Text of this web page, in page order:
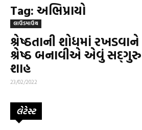
Tag: અભિપ્રાયો
લાઉડમાઉથ
શ્રેષ્ઠતાની શોધમાં
શ્રેષ્ઠ બનાવીએ એવું
શાહ
23/02/2022
લેટેસ્ટ